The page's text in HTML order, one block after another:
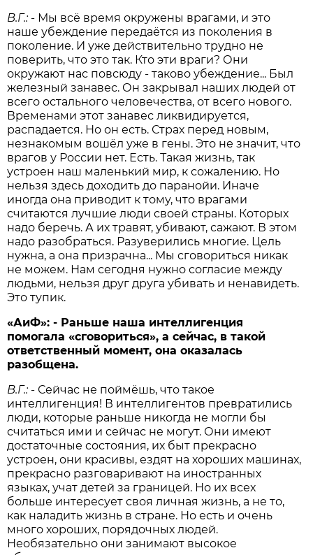
В.Г.: - Мы всё время окружены врагами, и это
наше убеждение передаётся из поколения в
поколение. И уже действительно трудно не
поверить, что это так. Кто эти враги? Они
окружают нас повсюду - таково убеждение... Был
железный занавес. Он закрывал наших людей от
всего остального человечества, от всего нового.
Временами этот занавес ликвидируется,
распадается. Но он есть. Страх перед новым,
незнакомым вошёл уже в гены. Это не значит, что
врагов у России нет. Есть. Такая жизнь, так
устроен наш маленький мир, к сожалению. Но
нельзя здесь доходить до паранойи. Иначе
иногда она приводит к тому, что врагами
считаются лучшие люди своей страны. Которых
надо беречь. А их травят, убивают, сажают. В этом
надо разобраться. Разуверились многие. Цель
нужна, а она призрачна... Мы сговориться никак
не можем. Нам сегодня нужно согласие между
людьми, нельзя друг друга убивать и ненавидеть.
Это тупик.
«АиФ»: - Раньше наша интеллигенция
помогала «сговориться», а сейчас, в такой
ответственный момент, она оказалась
разобщена.
В.Г.: - Сейчас не поймёшь, что такое
интеллигенция! В интеллигентов превратились
люди, которые раньше никогда не могли бы
считаться ими и сейчас не могут. Они имеют
достаточные состояния, их быт прекрасно
устроен, они красивы, ездят на хороших машинах,
прекрасно разговаривают на иностранных
языках, учат детей за границей. Но их всех
больше интересует своя личная жизнь, а не то,
как наладить жизнь в стране. Но есть и очень
много хороших, порядочных людей.
Необязательно они занимают высокое